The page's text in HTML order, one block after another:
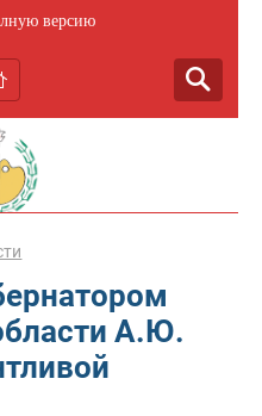
версию
А.Ю.